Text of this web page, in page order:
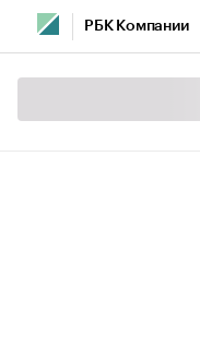
РБК Компании